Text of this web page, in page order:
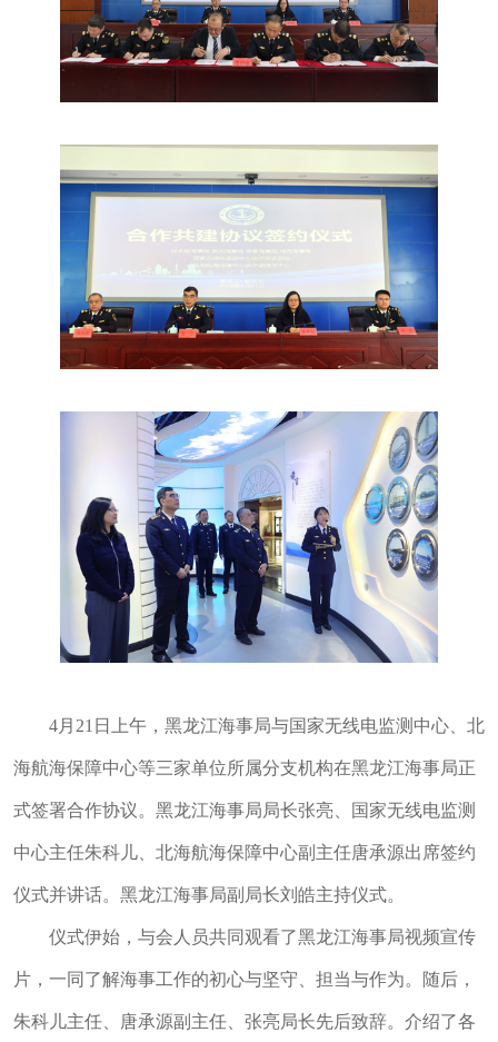
4月21日上午，黑龙江海事局与国家无线电监测中心、北
海航海保障中心等三家单位所属分支机构在黑龙江海事局正
式签署合作协议。黑龙江海事局局长张亮、国家无线电监测
中心主任朱科儿、北海航海保障中心副主任唐承源出席签约
仪式并讲话。黑龙江海事局副局长刘皓主持仪式。
仪式伊始，与会人员共同观看了黑龙江海事局视频宣传
片，一同了解海事工作的初心与坚守、担当与作为。随后，
朱科儿主任、唐承源副主任、张亮局长先后致辞。介绍了各